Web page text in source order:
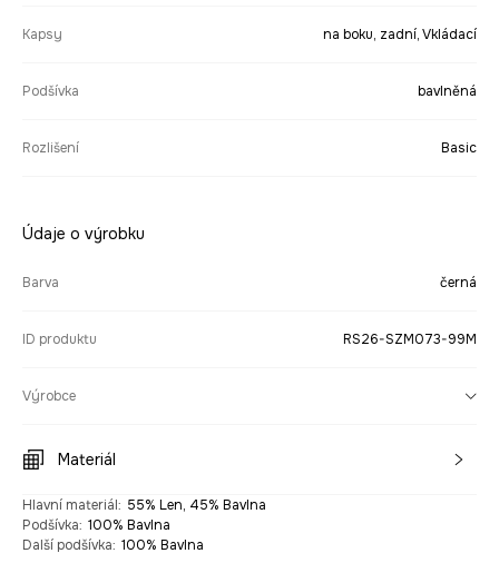
Kapsy na boku, zadní, Vkládací
Podšívka bavlněná
Rozlišení Basic
Údaje o výrobku
Barva černá
ID produktu RS26-SZM073-99M
Výrobce
Materiál
Hlavní materiál: 55% Len, 45% Bavlna
Podšívka: 100% Bavlna
Další podšívka: 100% Bavlna